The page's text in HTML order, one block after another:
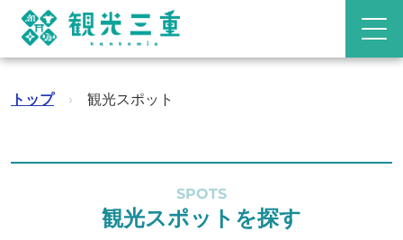
トップ › 観光スポット
SPOTS
観光スポットを探す